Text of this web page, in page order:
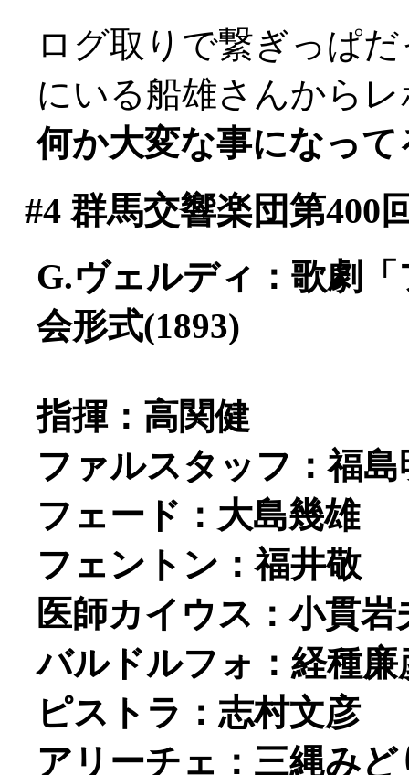
ログ取りで繋ぎっぱ
にいる船雄さんから
何か大変な事になっ
#4群馬交響楽団第400
G.ヴェルディ：歌劇
会形式(1893)
指揮：高関健
ファルスタッフ：福島
フェード：大島幾雄
フェントン：福井敬
医師カイウス：小貫岩
バルドルフォ：経種廉
ピストラ：志村文彦
アリーチェ：三縄みど